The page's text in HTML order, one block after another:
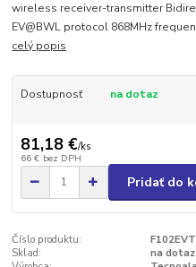
wireless receiver-transmitter
EV@BWL protocol 868MHz
celý popis
Dostupnosť na dotaz
81,18 €/ks
66 € bez DPH
Pridať do
Číslo produktu:
Sklad:
na dotaz